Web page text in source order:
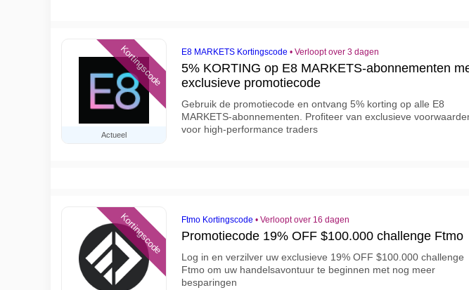
Actueel
Kortingscode E8 MARKETS Kortingscode • Verloopt over 3 dagen
5% KORTING op E8 MARKETS-abonnementen
exclusieve promotiecode
Gebruik de promotiecode en ontvang 5% korting op alle E8
MARKETS-abonnementen. Profiteer van exclusieve
voor high-performance traders
Kortingscode Ftmo Kortingscode • Verloopt over 16 dagen
Promotiecode 19% OFF $100.000 challenge Ftmo
Log in en verzilver uw exclusieve 19% OFF $100.000 challenge
Ftmo om uw handelsavontuur te beginnen met nog meer
besparingen